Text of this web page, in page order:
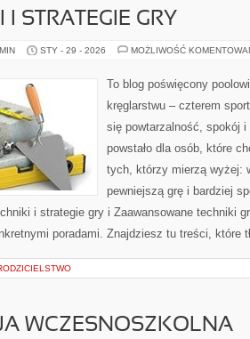
I STRATEGIE GRY
STY - 29 - 2026 MOŻLIWOŚĆ
To blog poświęcony
kręglarstwu – czterem
się powtarzalność, spokój i
powstało dla osób, które
tych, którzy mierzą wyżej:
pewniejszą grę i bardziej
i strategie gry i Zaawansowane techniki
poradami. Znajdziesz tu treści, które
WCZESNOSZKOLNA